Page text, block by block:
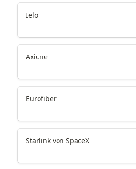
Ielo
Axione
Eurofiber
Starlink von SpaceX